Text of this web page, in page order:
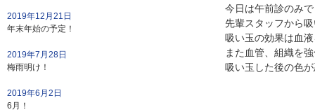
今日は午前診のみ
先輩スタッフから
吸い玉の効果は血
また血管、組織を
吸い玉した後の色
2019年12月21日
年末年始の予定！
2019年7月28日
梅雨明け！
2019年6月2日
6月！